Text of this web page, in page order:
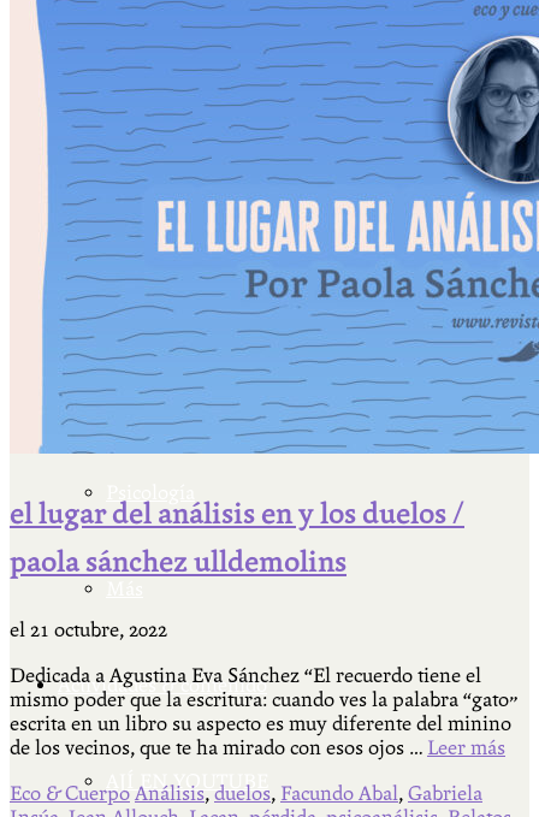
Escriben & participan
Actualidad y sociedad
Educación
Literatura
Filosofía
Actividades & contenido
AJÍ EN YOUTUBE
el lugar del análisis en y los duelos /
paola sánchez ulldemolins
el 21 octubre, 2022
Dedicada a Agustina Eva Sánchez “El recuerdo tiene el
mismo poder que la escritura: cuando ves la palabra “gato”
escrita en un libro su aspecto es muy diferente del minino
de los vecinos, que te ha mirado con esos ojos … Leer más
Eco & Cuerpo Análisis, duelos, Facundo Abal, Gabriela